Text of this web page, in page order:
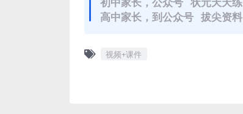
高中家长，到公众号 拔尖资料
视频+课件